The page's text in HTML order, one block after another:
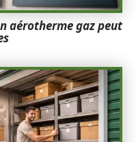
aérotherme gaz peut